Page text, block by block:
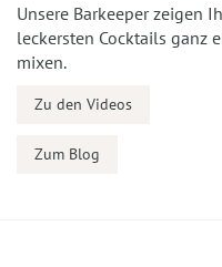
Unsere Barkeeper zeigen
leckersten Cocktails ganz
mixen.
Zu den Videos
Zum Blog